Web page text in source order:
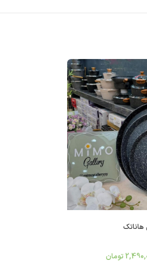
هاناتک
تومان